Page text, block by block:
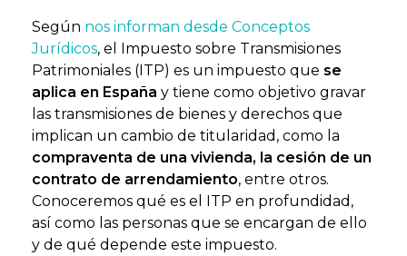
Según nos informan desde Conceptos
Jurídicos, el Impuesto sobre Transmisiones
Patrimoniales (ITP) es un impuesto que se
aplica en España y tiene como objetivo gravar
las transmisiones de bienes y derechos que
implican un cambio de titularidad, como la
compraventa de una vivienda, la cesión de un
contrato de arrendamiento, entre otros.
Conoceremos qué es el ITP en profundidad,
así como las personas que se encargan de ello
y de qué depende este impuesto.